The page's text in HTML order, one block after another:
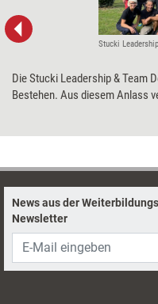
Stucki
Die Stucki Leadership & Team
Bestehen. Aus diesem Anlass
News aus der
Newsletter